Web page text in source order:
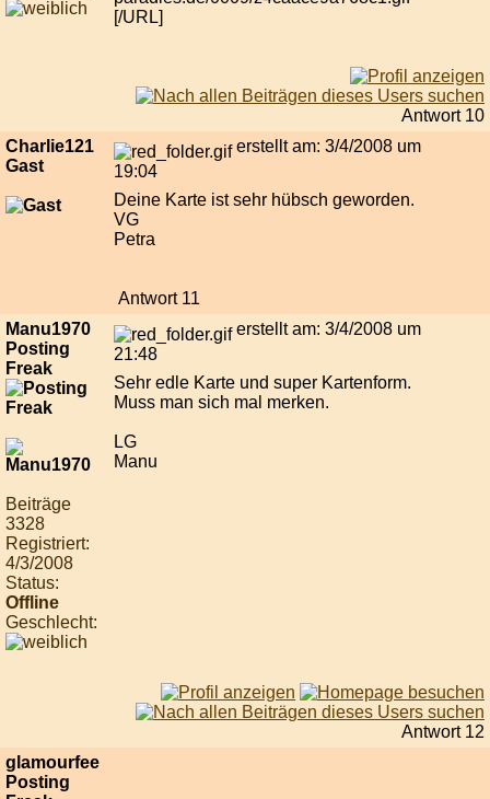
[/URL]
Antwort 10
Charlie121
Gast
erstellt am: 3/4/2008 um
19:04
Deine Karte ist sehr hübsch geworden.
VG
Petra
Antwort 11
Manu1970
Posting
Freak
Beiträge
3328
Registriert:
4/3/2008
Status:
Offline
Geschlecht:
erstellt am: 3/4/2008 um
21:48
Sehr edle Karte und super Kartenform.
Muss man sich mal merken.
LG
Manu
Antwort 12
glamourfee
Posting